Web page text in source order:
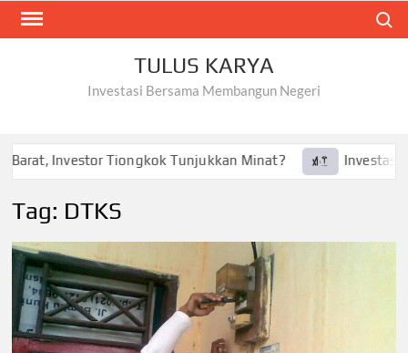
Skip
TULUS KARYA
Investasi Bersama Membangun Negeri
Investor Tiongkok Tunjukkan Minat? Investasi
Tag: DTKS